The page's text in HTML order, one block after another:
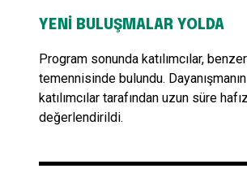
YENİ BULUŞMALAR YOLDA
Program sonunda katılımcılar,
temennisinde bulundu.
katılımcılar tarafından uzun süre
değerlendirildi.